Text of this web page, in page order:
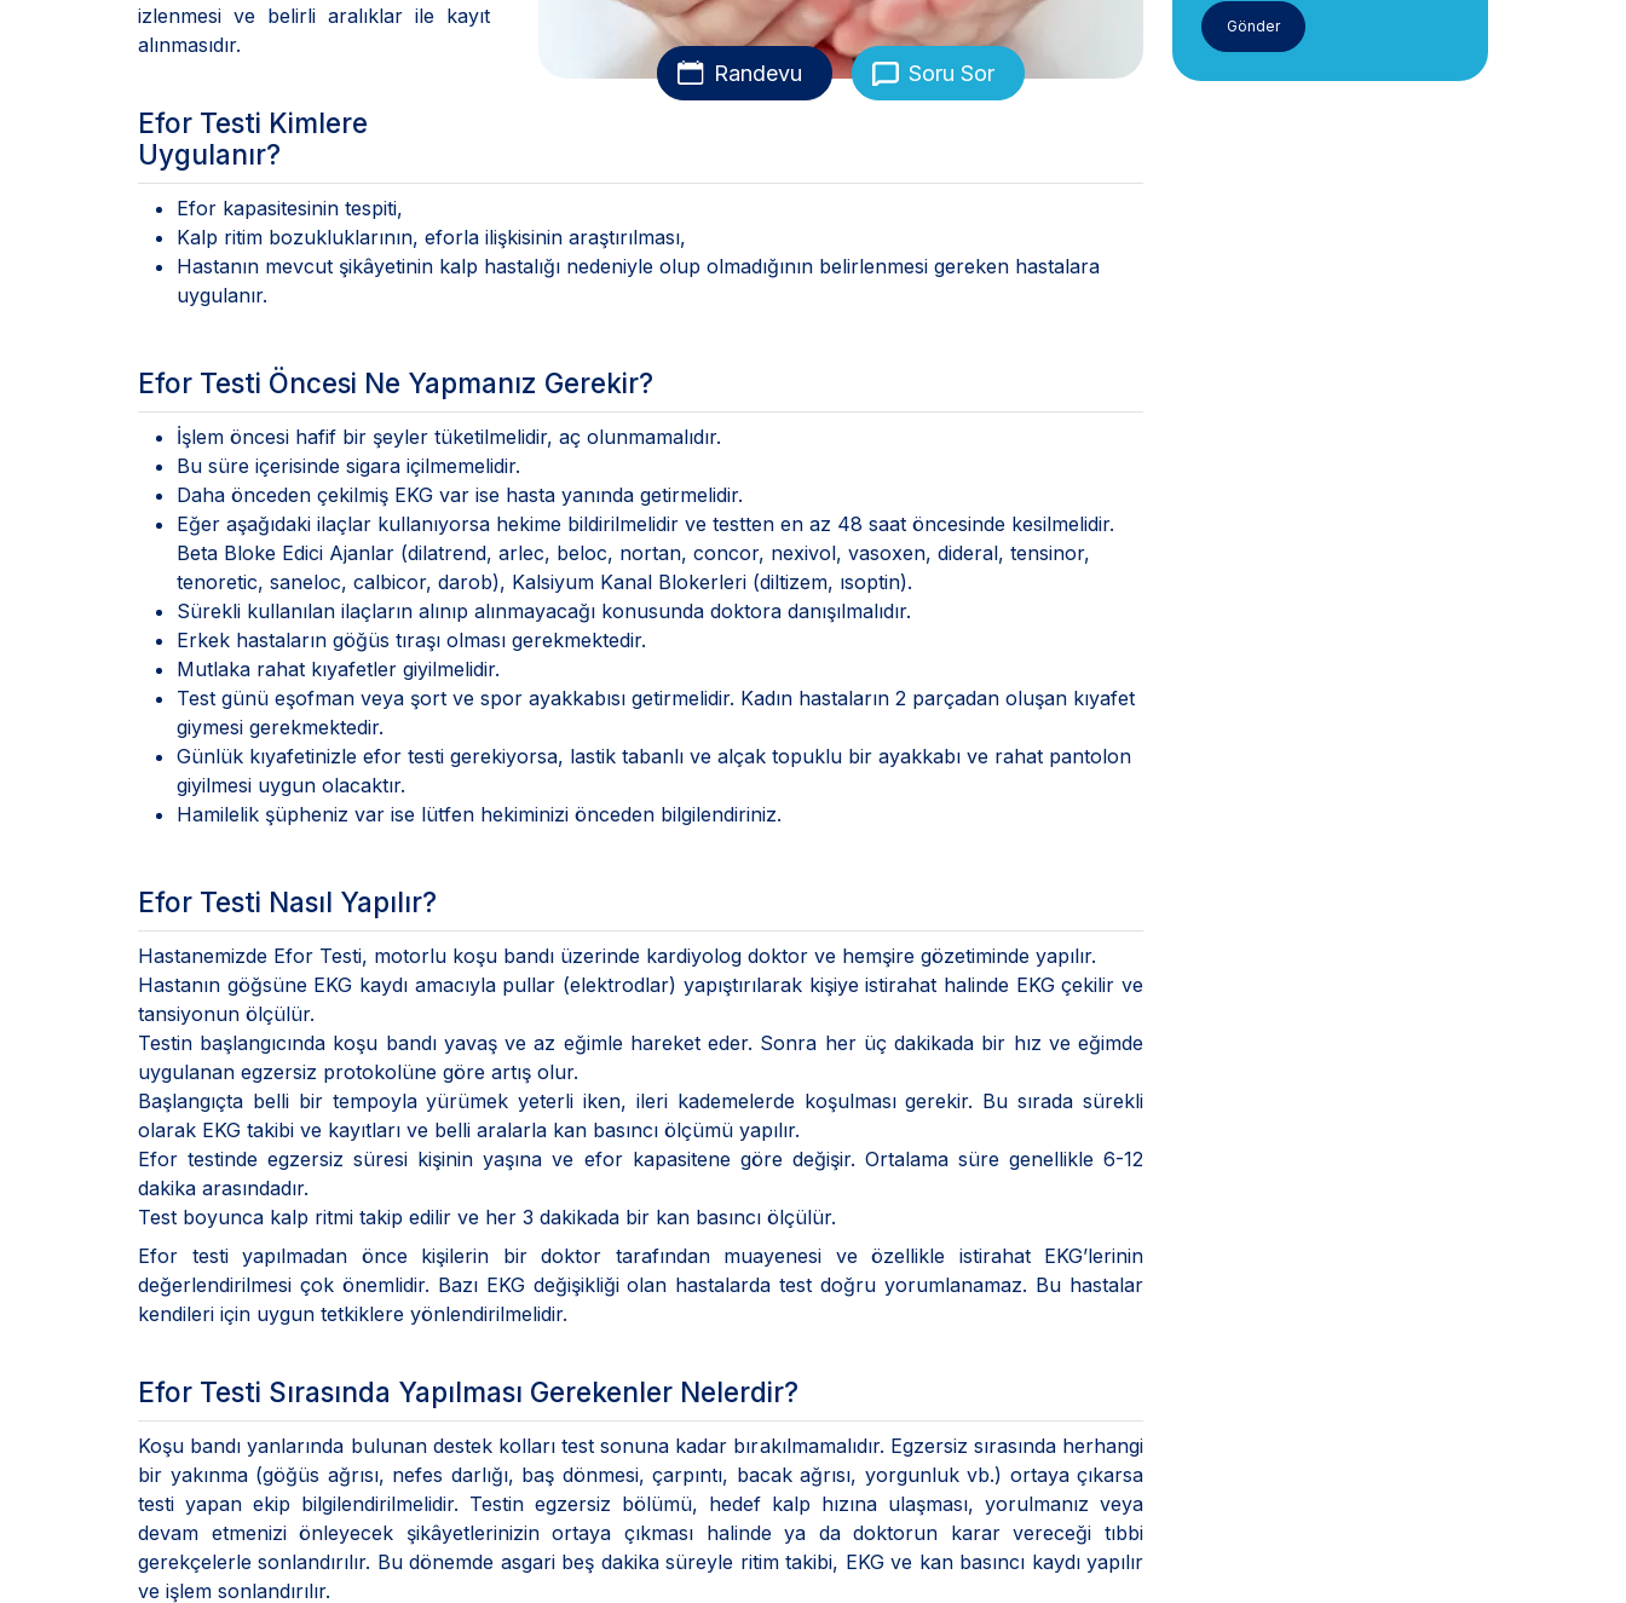
Randevu Soru Sor
izlenmesi ve belirli aralıklar ile kayıt
alınmasıdır.
Efor Testi Kimlere
Uygulanır?
Efor kapasitesinin tespiti,
Kalp ritim bozukluklarının, eforla ilişkisinin araştırılması,
Hastanın mevcut şikâyetinin kalp hastalığı nedeniyle olup olmadığının belirlenmesi gereken hastalara
uygulanır.
Efor Testi Öncesi Ne Yapmanız Gerekir?
İşlem öncesi hafif bir şeyler tüketilmelidir, aç olunmamalıdır.
Bu süre içerisinde sigara içilmemelidir.
Daha önceden çekilmiş EKG var ise hasta yanında getirmelidir.
Eğer aşağıdaki ilaçlar kullanıyorsa hekime bildirilmelidir ve testten en az 48 saat öncesinde kesilmelidir.
Beta Bloke Edici Ajanlar (dilatrend, arlec, beloc, nortan, concor, nexivol, vasoxen, dideral, tensinor,
tenoretic, saneloc, calbicor, darob), Kalsiyum Kanal Blokerleri (diltizem, ısoptin).
Sürekli kullanılan ilaçların alınıp alınmayacağı konusunda doktora danışılmalıdır.
Erkek hastaların göğüs tıraşı olması gerekmektedir.
Mutlaka rahat kıyafetler giyilmelidir.
Test günü eşofman veya şort ve spor ayakkabısı getirmelidir. Kadın hastaların 2 parçadan oluşan kıyafet
giymesi gerekmektedir.
Günlük kıyafetinizle efor testi gerekiyorsa, lastik tabanlı ve alçak topuklu bir ayakkabı ve rahat pantolon
giyilmesi uygun olacaktır.
Hamilelik şüpheniz var ise lütfen hekiminizi önceden bilgilendiriniz.
Efor Testi Nasıl Yapılır?
Hastanemizde Efor Testi, motorlu koşu bandı üzerinde kardiyolog doktor ve hemşire gözetiminde yapılır.
Hastanın göğsüne EKG kaydı amacıyla pullar (elektrodlar) yapıştırılarak kişiye istirahat halinde EKG çekilir ve
tansiyonun ölçülür.
Testin başlangıcında koşu bandı yavaş ve az eğimle hareket eder. Sonra her üç dakikada bir hız ve eğimde
uygulanan egzersiz protokolüne göre artış olur.
Başlangıçta belli bir tempoyla yürümek yeterli iken, ileri kademelerde koşulması gerekir. Bu sırada sürekli
olarak EKG takibi ve kayıtları ve belli aralarla kan basıncı ölçümü yapılır.
Efor testinde egzersiz süresi kişinin yaşına ve efor kapasitene göre değişir. Ortalama süre genellikle 6-12
dakika arasındadır.
Test boyunca kalp ritmi takip edilir ve her 3 dakikada bir kan basıncı ölçülür.
Efor testi yapılmadan önce kişilerin bir doktor tarafından muayenesi ve özellikle istirahat EKG’lerinin
değerlendirilmesi çok önemlidir. Bazı EKG değişikliği olan hastalarda test doğru yorumlanamaz. Bu hastalar
kendileri için uygun tetkiklere yönlendirilmelidir.
Efor Testi Sırasında Yapılması Gerekenler Nelerdir?
Koşu bandı yanlarında bulunan destek kolları test sonuna kadar bırakılmamalıdır. Egzersiz sırasında herhangi
bir yakınma (göğüs ağrısı, nefes darlığı, baş dönmesi, çarpıntı, bacak ağrısı, yorgunluk vb.) ortaya çıkarsa
testi yapan ekip bilgilendirilmelidir. Testin egzersiz bölümü, hedef kalp hızına ulaşması, yorulmanız veya
devam etmenizi önleyecek şikâyetlerinizin ortaya çıkması halinde ya da doktorun karar vereceği tıbbi
gerekçelerle sonlandırılır. Bu dönemde asgari beş dakika süreyle ritim takibi, EKG ve kan basıncı kaydı yapılır
ve işlem sonlandırılır.